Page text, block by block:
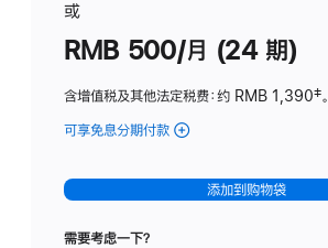
或
RMB 500/月 (24 期)
含增值税及其他法定税费：约 RMB 1,390脚
‡。
可享免息分期付款 (Studio
-
标
添加到购物袋
需要考虑一下？